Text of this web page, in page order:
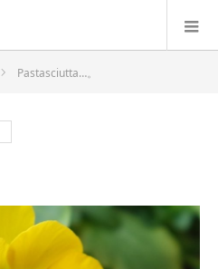
Pastasciutta…。